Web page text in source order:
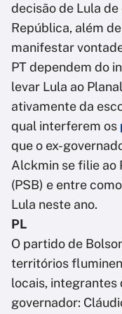
decisão de Lula
República, além
manifestar
PT dependem do
levar Lula ao
ativamente da
qual interferem os
que o ex-
Alckmin se filie ao
(PSB) e entre
Lula neste ano.
PL
O partido de
territórios
locais, integrantes
governador: